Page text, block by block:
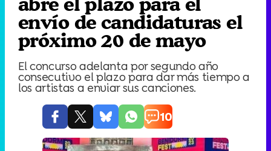
envío de candidaturas el
próximo 20 de mayo
El concurso adelanta por segundo año
consecutivo el plazo para dar más tiempo a
los artistas a enviar sus canciones.
10